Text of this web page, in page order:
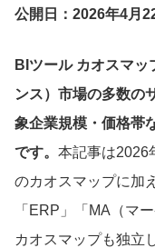
公開日： 2026年4月
BIツール カオスマ
ンス）市場の多数の
象企業規模・価格帯
です。 本記事は2026
のカオスマップに加
「ERP」「MA（マ
カオスマップも独立